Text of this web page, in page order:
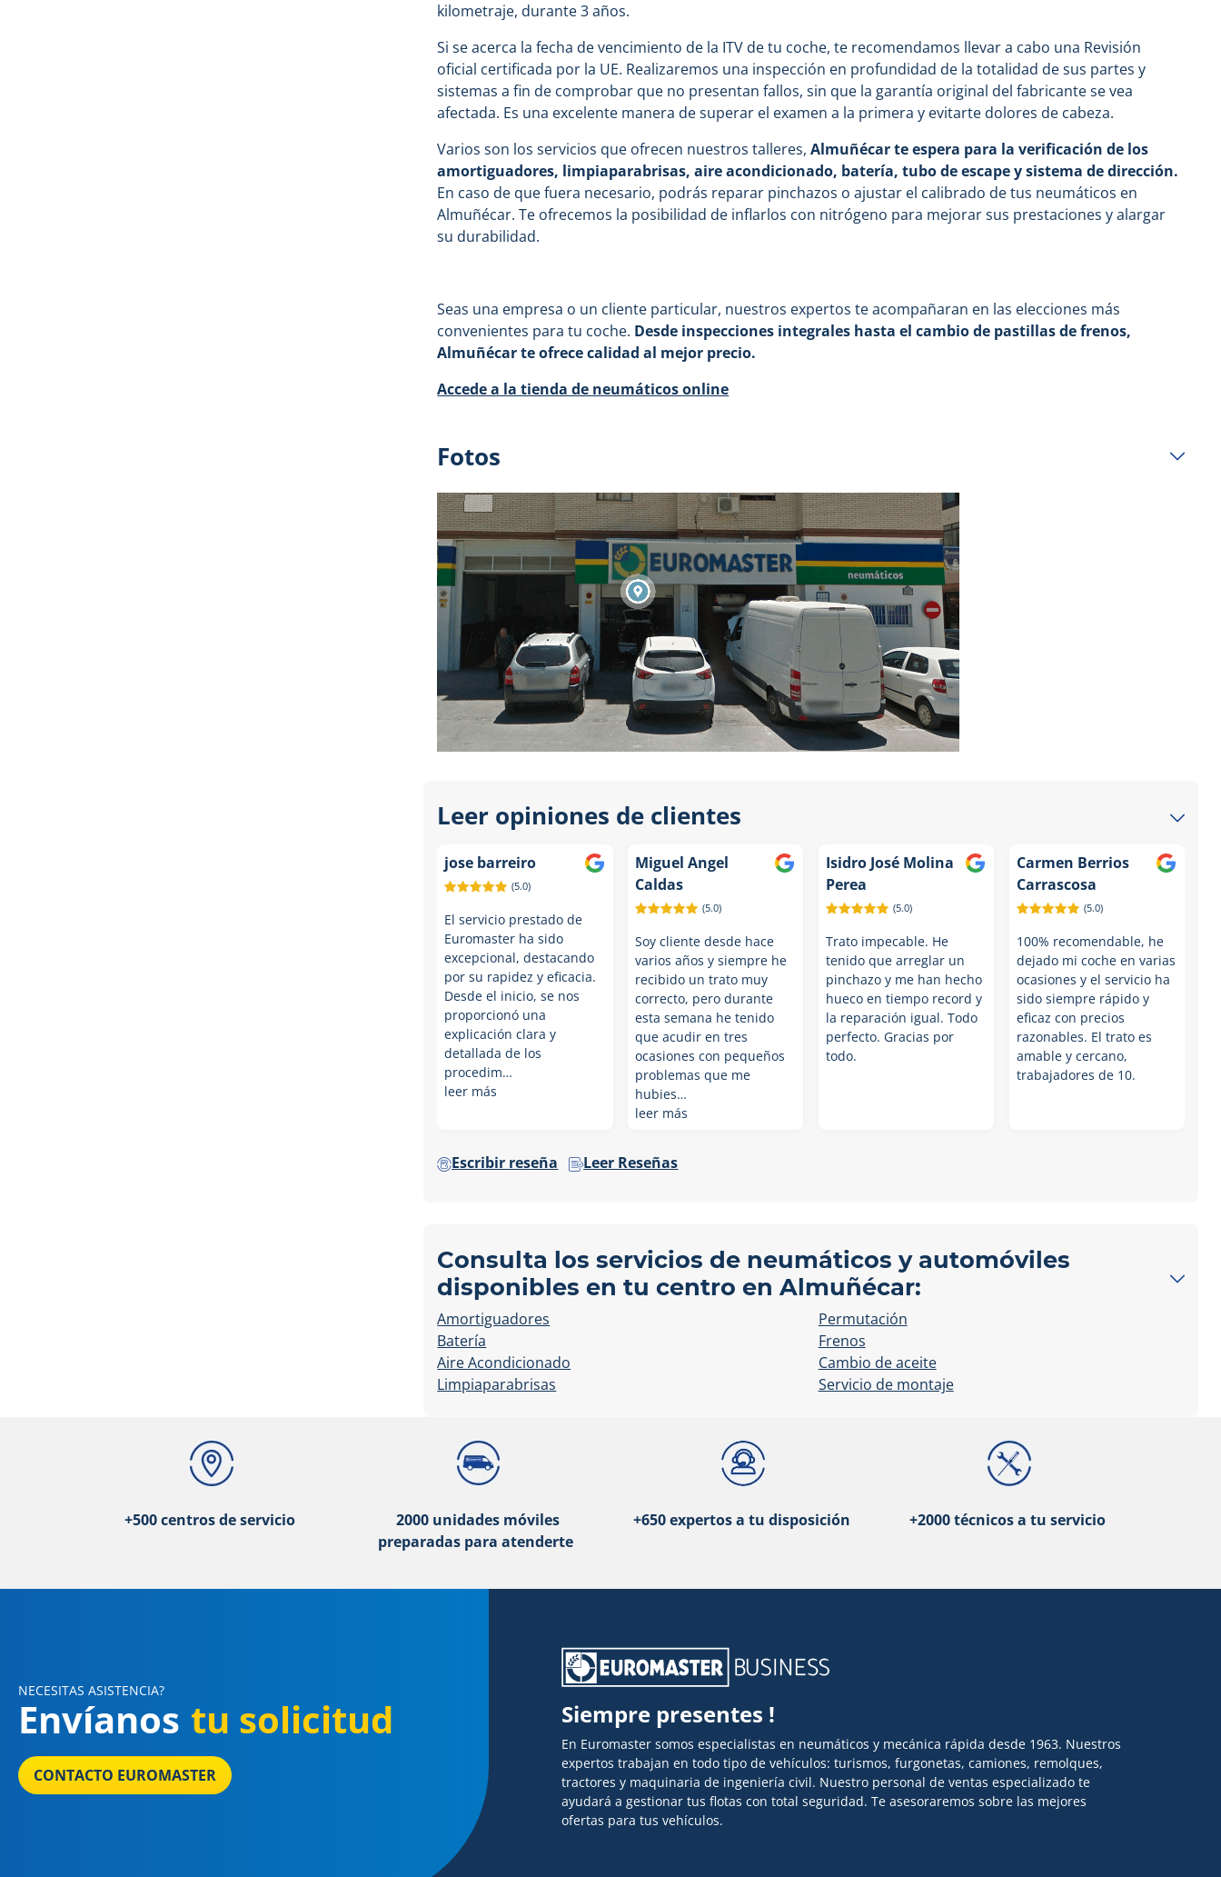
kilometraje, durante 3 años.
Si se acerca la fecha de vencimiento de la ITV de tu coche, te recomendamos llevar a cabo una Revisión
oficial certificada por la UE. Realizaremos una inspección en profundidad de la totalidad de sus partes y
sistemas a fin de comprobar que no presentan fallos, sin que la garantía original del fabricante se vea
afectada. Es una excelente manera de superar el examen a la primera y evitarte dolores de cabeza.
Varios son los servicios que ofrecen nuestros talleres,Almuñécar te espera para la verificación de los
amortiguadores, limpiaparabrisas, aire acondicionado, batería, tubo de escape y sistema de dirección.
En caso de que fuera necesario, podrás reparar pinchazos o ajustar el calibrado de tus neumáticos en
Almuñécar. Te ofrecemos la posibilidad de inflarlos con nitrógeno para mejorar sus prestaciones y alargar
su durabilidad.
Seas una empresa o un cliente particular, nuestros expertos te acompañaran en las elecciones más
convenientes para tu coche. Desde inspecciones integrales hasta el cambio de pastillas de frenos,
Almuñécarte ofrece calidad al mejor precio.
Accede a la tienda de neumáticos online
Fotos
Leer opiniones de clientes
jose barreiro
(5.0)
El servicio prestado de
Euromaster ha sido
excepcional, destacando
por su rapidez y eficacia.
Desde el inicio, se nos
proporcionó una
explicación clara y
detallada de los
procedim…
leer más
Miguel Angel
Caldas
(5.0)
Soy cliente desde hace
varios años y siempre he
recibido un trato muy
correcto, pero durante
esta semana he tenido
que acudir en tres
ocasiones con pequeños
problemas que me
hubies…
leer más
Isidro José Molina
Perea
(5.0)
Trato impecable. He
tenido que arreglar un
pinchazo y me han hecho
hueco en tiempo record y
la reparación igual. Todo
perfecto. Gracias por
todo.
Carmen Berrios
Carrascosa
(5.0)
100% recomendable, he
dejado mi coche en varias
ocasiones y el servicio ha
sido siempre rápido y
eficaz con precios
razonables. El trato es
amable y cercano,
trabajadores de 10.
Escribir reseña Leer Reseñas
Consulta los servicios de neumáticos y automóviles
disponibles en tu centro en Almuñécar:
Amortiguadores
Batería
Aire Acondicionado
Limpiaparabrisas
Permutación
Frenos
Cambio de aceite
Servicio de montaje
+500 centros de servicio
2000 unidades móviles
preparadas para atenderte
+650 expertos a tu disposición +2000 técnicos a tu servicio
NECESITAS ASISTENCIA?
Envíanos tu solicitud
CONTACTO EUROMASTER
Siempre presentes !
En Euromaster somos especialistas en neumáticos y mecánica rápida desde 1963. Nuestros
expertos trabajan en todo tipo de vehículos: turismos, furgonetas, camiones, remolques,
tractores y maquinaria de ingeniería civil. Nuestro personal de ventas especializado te
ayudará a gestionar tus flotas con total seguridad. Te asesoraremos sobre las mejores
ofertas para tus vehículos.